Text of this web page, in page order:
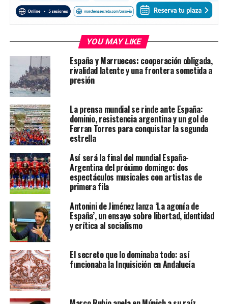
YOU MAY LIKE
España y Marruecos: cooperación obligada,
rivalidad latente y una frontera sometida a
presión
La prensa mundial se rinde ante España:
dominio, resistencia argentina y un gol de
Ferran Torres para conquistar la segunda
estrella
Así será la final del mundial España-
Argentina del próximo domingo: dos
espectáculos musicales con artistas de
primera fila
Antonini de Jiménez lanza ‘La agonía de
España’, un ensayo sobre libertad, identidad
y crítica al socialismo
El secreto que lo dominaba todo: así
funcionaba la Inquisición en Andalucía